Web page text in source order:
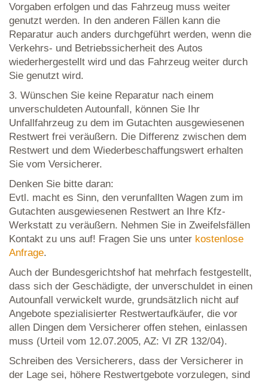
Vorgaben erfolgen und das Fahrzeug muss weiter
genutzt werden. In den anderen Fällen kann die
Reparatur auch anders durchgeführt werden, wenn die
Verkehrs- und Betriebssicherheit des Autos
wiederhergestellt wird und das Fahrzeug weiter durch
Sie genutzt wird.
3. Wünschen Sie keine Reparatur nach einem
unverschuldeten Autounfall, können Sie Ihr
Unfallfahrzeug zu dem im Gutachten ausgewiesenen
Restwert frei veräußern. Die Differenz zwischen dem
Restwert und dem Wiederbeschaffungswert erhalten
Sie vom Versicherer.
Denken Sie bitte daran:
Evtl. macht es Sinn, den verunfallten Wagen zum im
Gutachten ausgewiesenen Restwert an Ihre Kfz-
Werkstatt zu veräußern. Nehmen Sie in Zweifelsfällen
Kontakt zu uns auf! Fragen Sie uns unter kostenlose
Anfrage.
Auch der Bundesgerichtshof hat mehrfach festgestellt,
dass sich der Geschädigte, der unverschuldet in einen
Autounfall verwickelt wurde, grundsätzlich nicht auf
Angebote spezialisierter Restwertaufkäufer, die vor
allen Dingen dem Versicherer offen stehen, einlassen
muss (Urteil vom 12.07.2005, AZ: VI ZR 132/04).
Schreiben des Versicherers, dass der Versicherer in
der Lage sei, höhere Restwertgebote vorzulegen, sind